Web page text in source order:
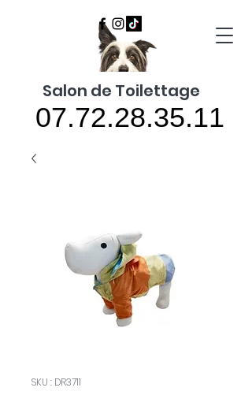
Salon de Toilettage
07.72.28.35.11
07.72.28.35.11
SKU : DR3711